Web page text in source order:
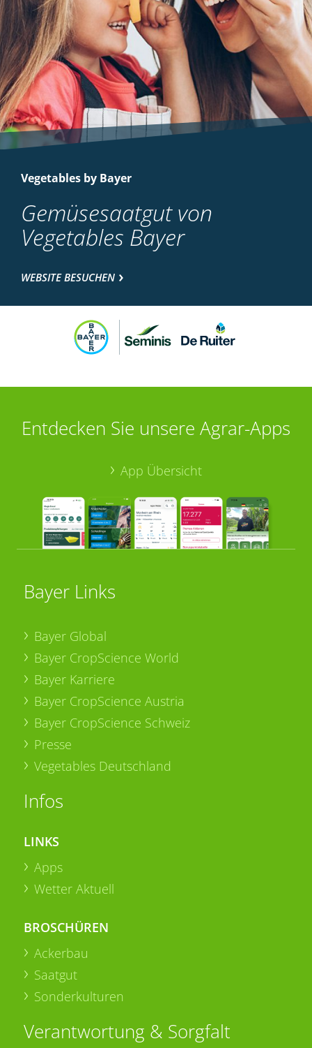
Vegetables by Bayer
Gemüsesaatgut von
Vegetables Bayer
WEBSITE BESUCHEN
Entdecken Sie unsere Agrar-Apps
App Übersicht
Bayer Links
Bayer Global
Bayer CropScience World
Bayer Karriere
Bayer CropScience Austria
Bayer CropScience Schweiz
Presse
Vegetables Deutschland
Infos
LINKS
Apps
Wetter Aktuell
BROSCHÜREN
Ackerbau
Saatgut
Sonderkulturen
Verantwortung & Sorgfalt